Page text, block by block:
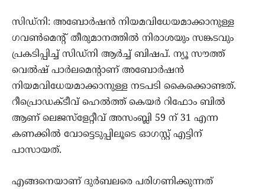
സിഡ്‌നി: അബോര്‍ഷന്‍ നിയമവിധേയമാക്കാനുള്ള
ഗവണ്‍മെന്റ് തീരുമാനത്തില്‍ നിരാശയും സങ്കടവും
പ്രകടിപ്പിച്ച് സിഡ്‌നി ആര്‍ച്ച് ബിഷപ്. ന്യൂ സൗത്ത്
വെല്‍ഷ് പാര്‍ലമെന്റാണ് അബോര്‍ഷന്‍
നിയമവിധേയമാക്കാനുള്ള നടപടി കൈക്കൊണ്ടത്.
റീപ്രൊഡക്ടീവ് ഹെല്‍ത്ത് കെയര്‍ റിഫോം ബില്‍
ആണ് ലെജസ്‌ളേറ്റീവ് അസംബ്ലി 59 ന് 31 എന്ന
കണക്കില്‍ വോട്ടെടുപ്പിലൂടെ ഓഗസ്റ്റ് എട്ടിന്
പാസായത്.
എങ്ങനെയാണ് ദുര്‍ബലരെ പരിഗണിക്കുന്നത്